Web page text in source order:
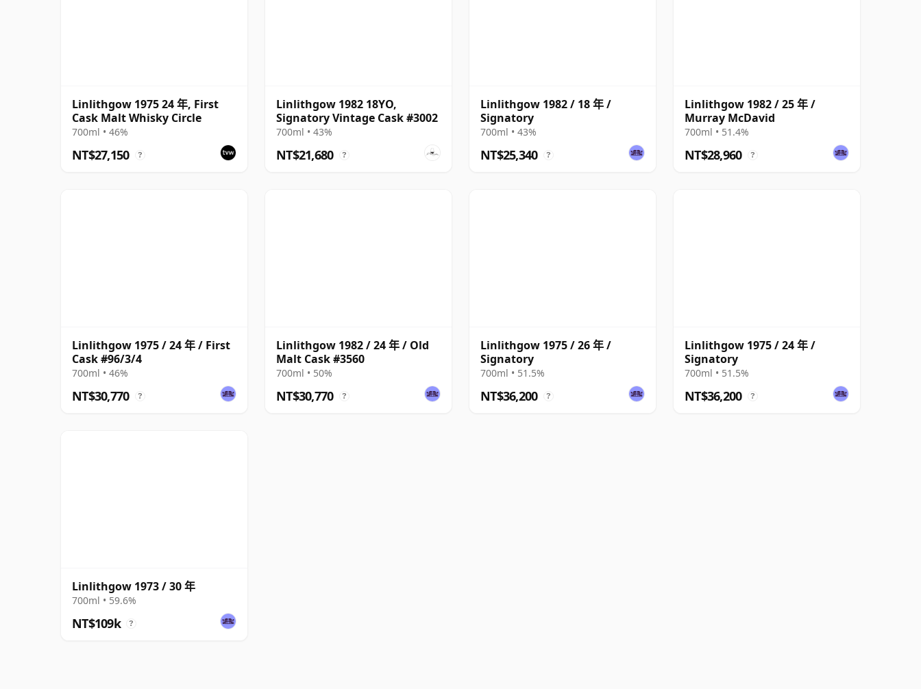
Linlithgow 1975 24 年, First
Cask Malt Whisky Circle
700ml • 46%
NT$27,150 ?
Linlithgow 1982 18YO,
Signatory Vintage Cask #3002
700ml • 43%
NT$21,680 ?
Linlithgow 1982 / 18 年 /
Signatory
700ml • 43%
NT$25,340 ?
Linlithgow 1982 / 25 年 /
Murray McDavid
700ml • 51.4%
NT$28,960 ?
Linlithgow 1975 / 24 年 / First
Cask #96/3/4
700ml • 46%
NT$30,770 ?
Linlithgow 1982 / 24 年 / Old
Malt Cask #3560
700ml • 50%
NT$30,770 ?
Linlithgow 1975 / 26 年 /
Signatory
700ml • 51.5%
NT$36,200 ?
Linlithgow 1975 / 24 年 /
Signatory
700ml • 51.5%
NT$36,200 ?
Linlithgow 1973 / 30 年
700ml • 59.6%
NT$109k ?